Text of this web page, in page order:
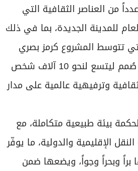
من العناصر الثقافية التي
للمدينة الجديدة، بما في ذلك
تتوسط المشروع كرمز بصري
بارز، إلى جانب مسرح صُمم ليتسع لنحو 10 آلاف شخص
وترفيهية عالمية على مدار
بيئة طبيعية متكاملة، مع
الإقليمية والدولية، ما يوفّر
وبحراً وجواً، ويضعها ضمن